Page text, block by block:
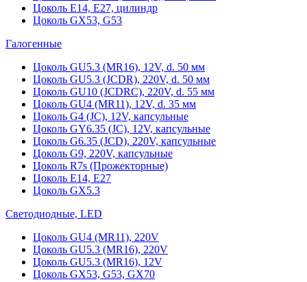
Цоколь Е14, Е27, цилиндр
Цоколь GX53, G53
Галогенные
Цоколь GU5.3 (MR16), 12V, d. 50 мм
Цоколь GU5.3 (JCDR), 220V, d. 50 мм
Цоколь GU10 (JCDRC), 220V, d. 55 мм
Цоколь GU4 (MR11), 12V, d. 35 мм
Цоколь G4 (JC), 12V, капсульные
Цоколь GY6.35 (JC), 12V, капсульные
Цоколь G6.35 (JCD), 220V, капсульные
Цоколь G9, 220V, капсульные
Цоколь R7s (Прожекторные)
Цоколь E14, E27
Цоколь GX5.3
Светодиодные, LED
Цоколь GU4 (MR11), 220V
Цоколь GU5.3 (MR16), 220V
Цоколь GU5.3 (MR16), 12V
Цоколь GX53, G53, GX70